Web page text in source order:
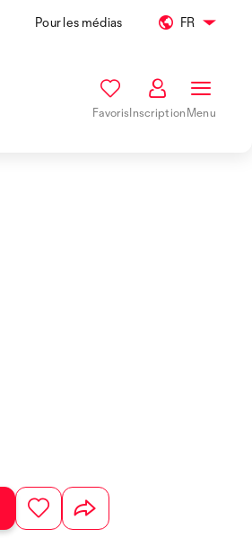
Pour les médias FR
FavorisInscriptionMenu